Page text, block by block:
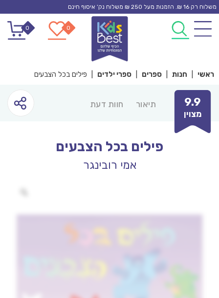
Skip
content
משלוח רק 16 ₪. הזמנות מעל 250 ₪ משלוח נק’ איסוף חינם
0
0
ראשי חנות ספרים ספרי ילדים פילים בכל הצבעים
9.9
מצוין
תיאור חוות דעת
פילים בכל הצבעים
אמי רובינגר